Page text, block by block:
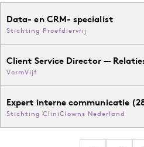
Data- en CRM- specialist
Stichting Proefdiervrij
Client Service Director —
VormVijf
Expert interne communicatie
Stichting CliniClowns Nederland